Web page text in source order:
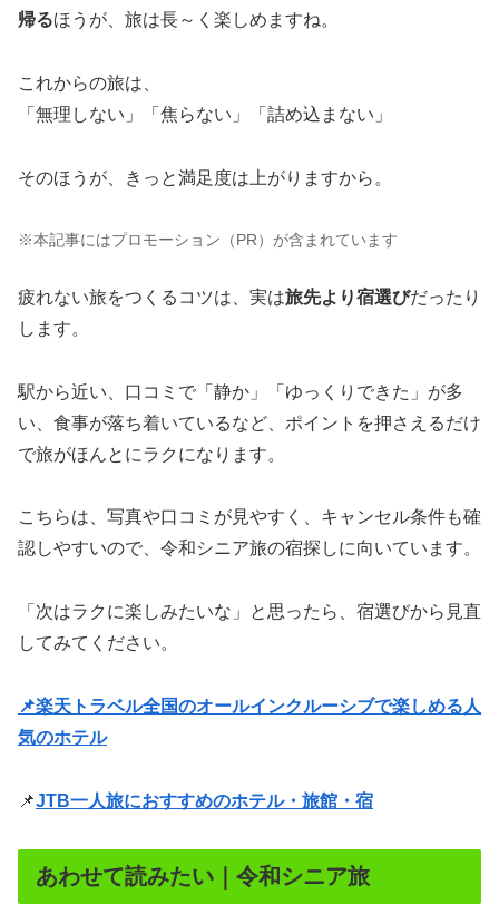
帰るほうが、旅は長～く楽しめますね。
これからの旅は、
「無理しない」「焦らない」「詰め込まない」
そのほうが、きっと満足度は上がりますから。
※本記事にはプロモーション（PR）が含まれています
疲れない旅をつくるコツは、実は旅先より宿選びだったり
します。
駅から近い、口コミで「静か」「ゆっくりできた」が多
い、食事が落ち着いているなど、ポイントを押さえるだけ
で旅がほんとにラクになります。
こちらは、写真や口コミが見やすく、キャンセル条件も確
認しやすいので、令和シニア旅の宿探しに向いています。
「次はラクに楽しみたいな」と思ったら、宿選びから見直
してみてください。
📌楽天トラベル全国のオールインクルーシブで楽しめる人
気のホテル
📌JTB一人旅におすすめのホテル・旅館・宿
あわせて読みたい｜令和シニア旅